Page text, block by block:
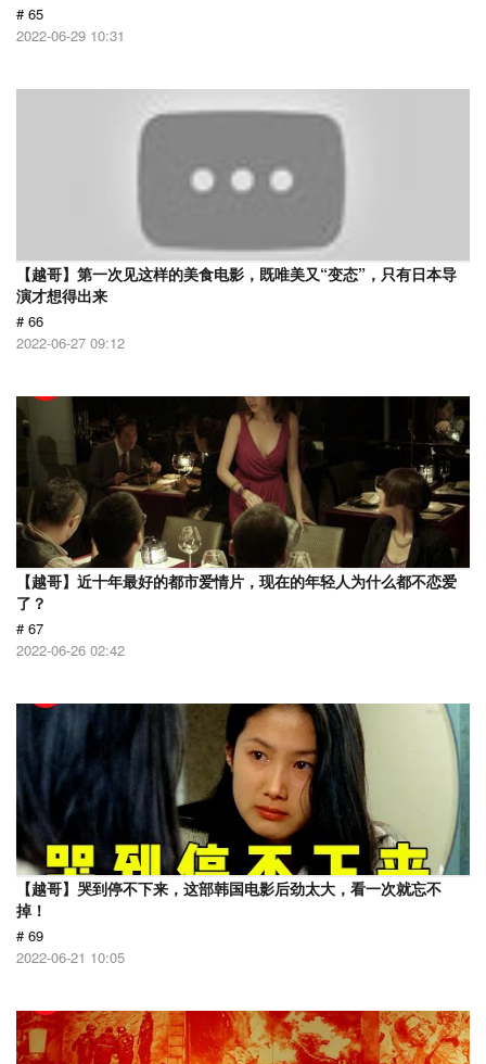
# 65
2022-06-29 10:31
【越哥】第一次见这样的美食电影，既唯美又“变态”，只有日本导
演才想得出来
# 66
2022-06-27 09:12
【越哥】近十年最好的都市爱情片，现在的年轻人为什么都不恋爱
了？
# 67
2022-06-26 02:42
【越哥】哭到停不下来，这部韩国电影后劲太大，看一次就忘不
掉！
# 69
2022-06-21 10:05